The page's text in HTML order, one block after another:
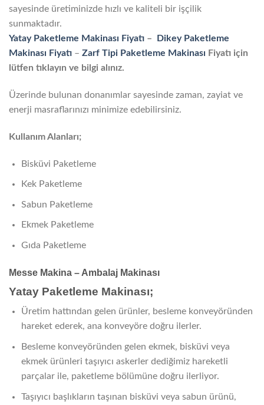
sayesinde üretiminizde hızlı ve kaliteli bir işçilik
sunmaktadır.
Yatay Paketleme Makinası Fiyatı –
Dikey Paketleme
Makinası Fiyatı – Zarf Tipi Paketleme Makinası Fiyatı için
lütfen tıklayın ve bilgi alınız.
Üzerinde bulunan donanımlar sayesinde zaman, zayiat ve
enerji masraflarınızı minimize edebilirsiniz.
Kullanım Alanları;
Bisküvi Paketleme
Kek Paketleme
Sabun Paketleme
Ekmek Paketleme
Gıda Paketleme
Messe Makina – Ambalaj Makinası
Yatay Paketleme Makinası;
Üretim hattından gelen ürünler, besleme konveyöründen
hareket ederek, ana konveyöre doğru ilerler.
Besleme konveyöründen gelen ekmek, bisküvi veya
ekmek ürünleri taşıyıcı askerler dediğimiz hareketli
parçalar ile, paketleme bölümüne doğru ilerliyor.
Taşıyıcı başlıkların taşınan bisküvi veya sabun ürünü,